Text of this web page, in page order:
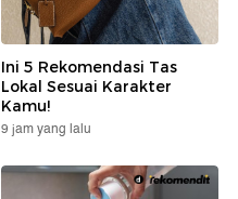
Ini 5 Rekomendasi Tas
Lokal Sesuai Karakter
Kamu!
9 jam yang lalu